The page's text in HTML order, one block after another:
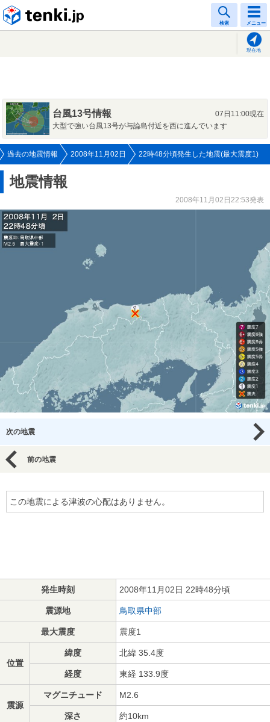
検索 メニュー
現在地
台風13号情報
07日11:00現在
大型で強い台風13号が与論島付近を西に進んでいます
過去の地震情報 2008年11月02日 22時48分頃発生した地震(最大震度1)
地震情報
2008年11月02日22:53発表
次の地震
前の地震
この地震による津波の心配はありません。
発生時刻 2008年11月02日 22時48分頃
震源地 鳥取県中部
最大震度 震度1
位置
緯度 北緯 35.4度
経度 東経 133.9度
震源
マグニチュード M2.6
深さ 約10km